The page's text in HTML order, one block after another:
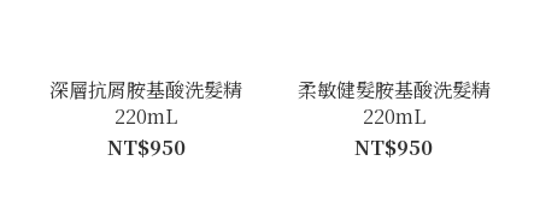
深層抗屑胺基酸洗髮精
220mL
NT$950
柔敏健髮胺基酸洗髮精
220mL
NT$950